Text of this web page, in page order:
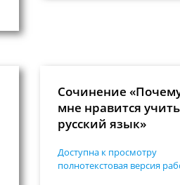
Сочинение
мне нравится учить
русский язык»
Доступна к просмотру
полнотекстовая версия